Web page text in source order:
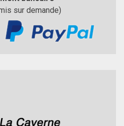
sur demande)